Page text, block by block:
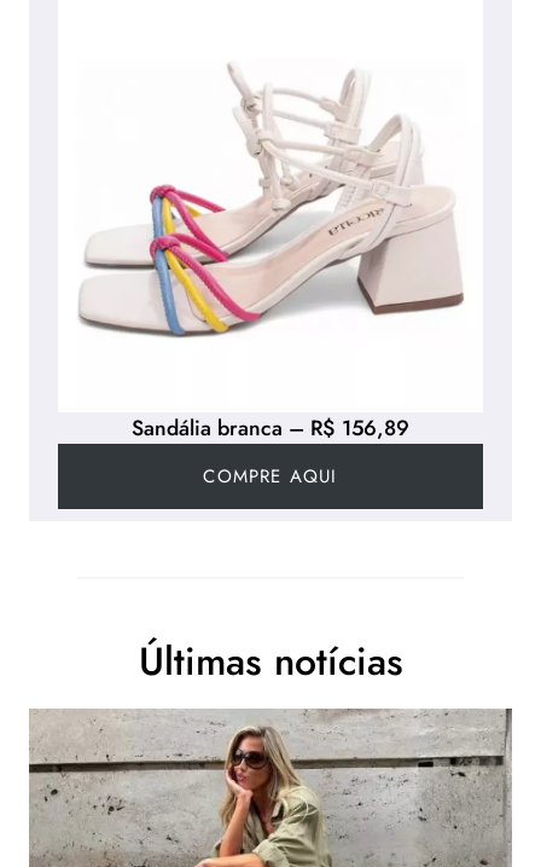
Sandália branca – R$ 156,89
COMPRE AQUI
Últimas notícias